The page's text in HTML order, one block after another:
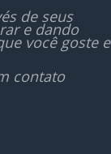
de seus
e dando
você goste e
contato